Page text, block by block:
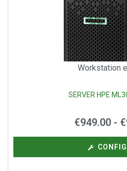
Workstation
SERVER HPE
€949.00 - €